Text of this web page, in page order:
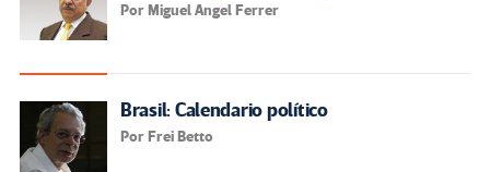
Por Miguel Angel Ferrer
Brasil: Calendario político
Por Frei Betto